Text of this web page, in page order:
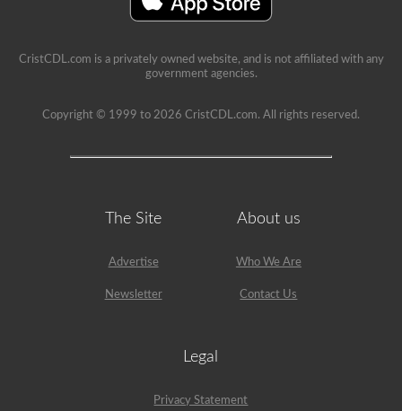
CristCDL.com is a privately owned website, and is not affiliated with any
government agencies.
Copyright © 1999 to 2026 CristCDL.com. All rights reserved.
The Site
Advertise
Newsletter
About us
Who We Are
Contact Us
Legal
Privacy Statement